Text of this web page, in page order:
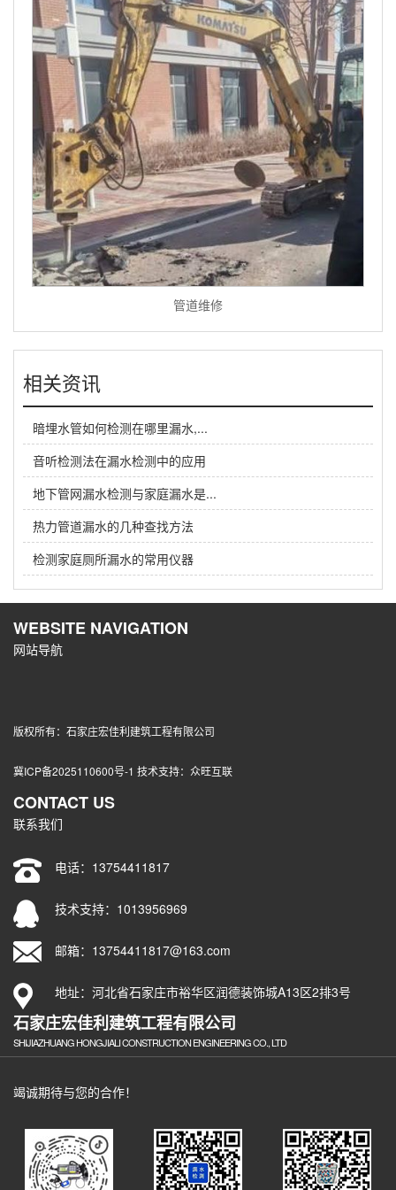
管道维修
相关资讯
暗埋水管如何检测在哪里漏水,...
音听检测法在漏水检测中的应用
地下管网漏水检测与家庭漏水是...
热力管道漏水的几种查找方法
检测家庭厕所漏水的常用仪器
WEBSITE NAVIGATION
网站导航
版权所有：石家庄宏佳利建筑工程有限公司
冀ICP备2025110600号-1 技术支持： 众旺互联
CONTACT US
联系我们
电话： 13754411817
技术支持：1013956969
邮箱：13754411817@163.com
地址：河北省石家庄市裕华区润德装饰城A13区2排3号
石家庄宏佳利建筑工程有限公司
SHIJIAZHUANG HONGJIALI CONSTRUCTION ENGINEERING CO., LTD
竭诚期待与您的合作！